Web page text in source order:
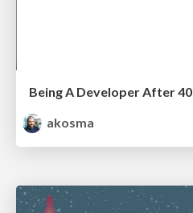
Being A Developer After 40
akosma